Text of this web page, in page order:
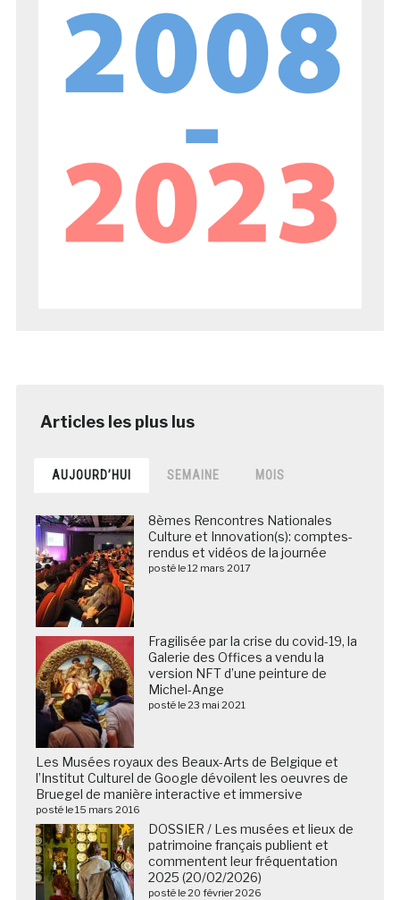
AUJOURD’HUI SEMAINE MOIS
8èmes Rencontres Nationales
Culture et Innovation(s): comptes-
rendus et vidéos de la journée
posté le 12 mars 2017
Fragilisée par la crise du covid-19, la
Galerie des Offices a vendu la
version NFT d’une peinture de
Michel-Ange
posté le 23 mai 2021
Les Musées royaux des Beaux-Arts de Belgique et
l’Institut Culturel de Google dévoilent les oeuvres de
Bruegel de manière interactive et immersive
posté le 15 mars 2016
DOSSIER / Les musées et lieux de
patrimoine français publient et
commentent leur fréquentation
2025 (20/02/2026)
posté le 20 février 2026